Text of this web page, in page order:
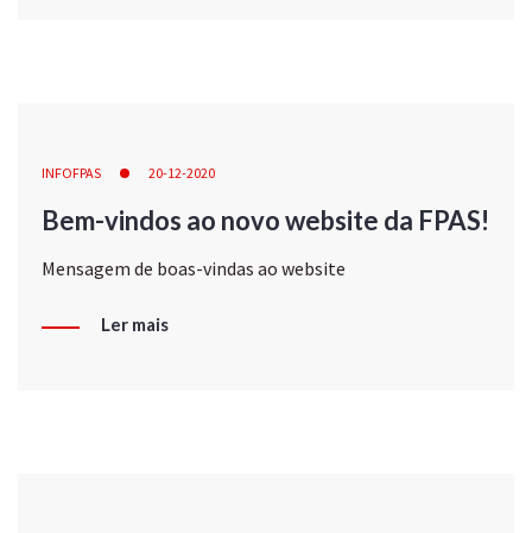
INFOFPAS 20-12-2020
Bem-vindos ao novo website da FPAS!
Mensagem de boas-vindas ao website
Ler mais